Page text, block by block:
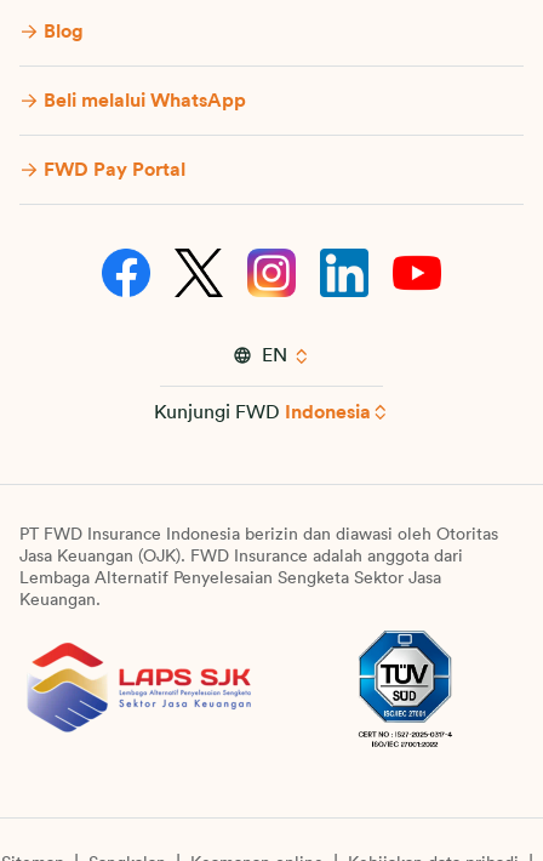
Blog
Beli melalui WhatsApp
FWD Pay Portal
EN
Kunjungi FWD Indonesia
PT FWD Insurance Indonesia berizin dan diawasi oleh Otoritas
Jasa Keuangan (OJK). FWD Insurance adalah anggota dari
Lembaga Alternatif Penyelesaian Sengketa Sektor Jasa
Keuangan.